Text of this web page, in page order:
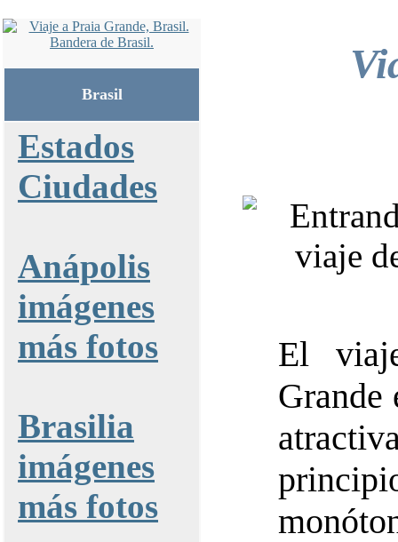
Brasil
Estados
Ciudades
Anápolis
imágenes
más fotos
Brasilia
imágenes
más fotos
El
Grande